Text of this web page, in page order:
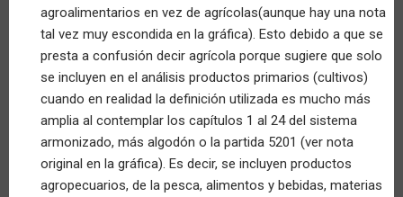
verified)
agroalimentarios en vez de agrícolas(aunque hay una nota
tal vez muy escondida en la gráfica). Esto debido a que se
presta a confusión decir agrícola porque sugiere que solo
se incluyen en el análisis productos primarios (cultivos)
cuando en realidad la definición utilizada es mucho más
amplia al contemplar los capítulos 1 al 24 del sistema
armonizado, más algodón o la partida 5201 (ver nota
original en la gráfica). Es decir, se incluyen productos
agropecuarios, de la pesca, alimentos y bebidas, materias